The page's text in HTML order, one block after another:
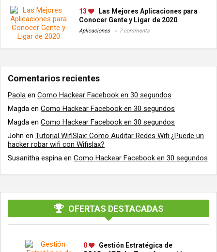
13
Las Mejores Aplicaciones para
Conocer Gente y Ligar de 2020
Aplicaciones 7 comments
Comentarios recientes
Paola en Como Hackear Facebook en 30 segundos
Magda en Como Hackear Facebook en 30 segundos
Magda en Como Hackear Facebook en 30 segundos
John en Tutorial WifiSlax: Como Auditar Redes Wifi ¿Puede un
hacker robar wifi con Wifislax?
Susanitha espina en Como Hackear Facebook en 30 segundos
OFERTAS DESTACADAS
0
Gestión Estratégica de